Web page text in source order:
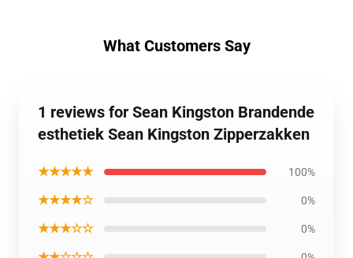
What Customers Say
1 reviews for Sean Kingston Brandende
esthetiek Sean Kingston Zipperzakken
★★★★★ 100%
★★★★☆ 0%
★★★☆☆ 0%